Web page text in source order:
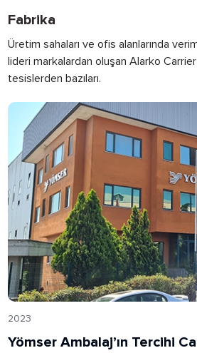
Fabrika
Üretim sahaları ve ofis alanlarında
lideri markalardan oluşan Alarko
tesislerden bazıları.
2023
Yömser Ambalaj’ın Tercihi